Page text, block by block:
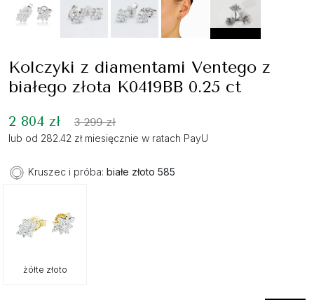
Kolczyki z diamentami Ventego z
białego złota K0419BB 0.25 ct
2 804 zł 3 299 zł
lub od 282.42 zł miesięcznie w ratach PayU
Kruszec i próba: białe złoto 585
żółte złoto